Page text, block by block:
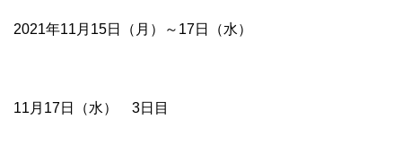
2021年11月15日（月）～17日（水）
11月17日（水） 3日目